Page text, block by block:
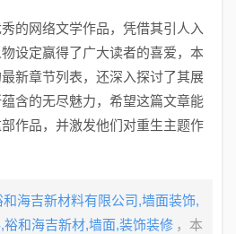
的网络文学作品，凭借其引人入
设定赢得了广大读者的喜爱，本
新章节列表，还深入探讨了其展
含的无尽魅力，希望这篇文章能
作品，并激发他们对重生主题作
和海吉新材料有限公司,墙面装饰,
和海吉新材,墙面,装饰装修 ，本